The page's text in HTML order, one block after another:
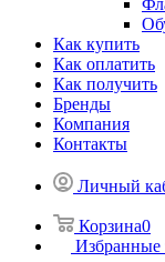
Как купить
Как оплатить
Как получить
Бренды
Компания
Контакты
Личный
Корзина0
Избранные